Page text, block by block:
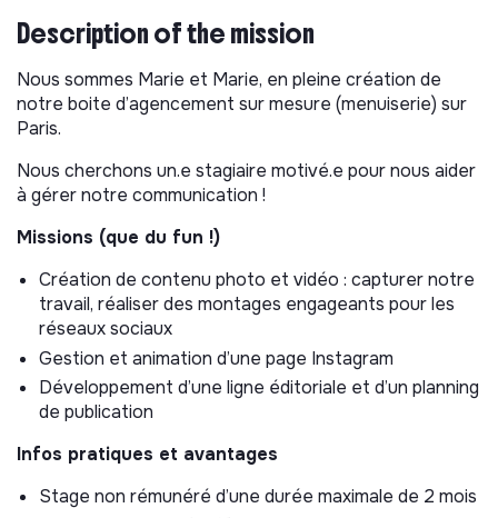
Description of the mission
Nous sommes Marie et Marie, en pleine création de
notre boite d’agencement sur mesure (menuiserie) sur
Paris.
Nous cherchons un.e stagiaire motivé.e pour nous aider
à gérer notre communication !
Missions (que du fun !)
Création de contenu photo et vidéo : capturer notre
travail, réaliser des montages engageants pour les
réseaux sociaux
Gestion et animation d’une page Instagram
Développement d’une ligne éditoriale et d’un planning
de publication
Infos pratiques et avantages
Stage non rémunéré d’une durée maximale de 2 mois